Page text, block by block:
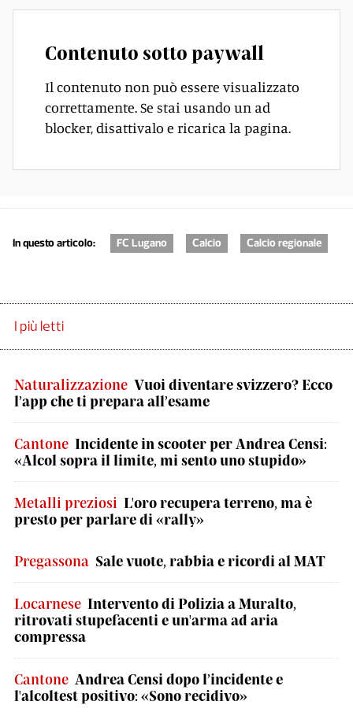
Contenuto sotto paywall
Il contenuto non può essere visualizzato
correttamente. Se stai usando un ad
blocker, disattivalo e ricarica la pagina.
In questo articolo: FC Lugano Calcio Calcio regionale
I più letti
Naturalizzazione Vuoi diventare svizzero? Ecco
l’app che ti prepara all’esame
Cantone Incidente in scooter per Andrea Censi:
«Alcol sopra il limite, mi sento uno stupido»
Metalli preziosi L'oro recupera terreno, ma è
presto per parlare di «rally»
Pregassona Sale vuote, rabbia e ricordi al MAT
Locarnese Intervento di Polizia a Muralto,
ritrovati stupefacenti e un'arma ad aria
compressa
Cantone Andrea Censi dopo l’incidente e
l'alcoltest positivo: «Sono recidivo»